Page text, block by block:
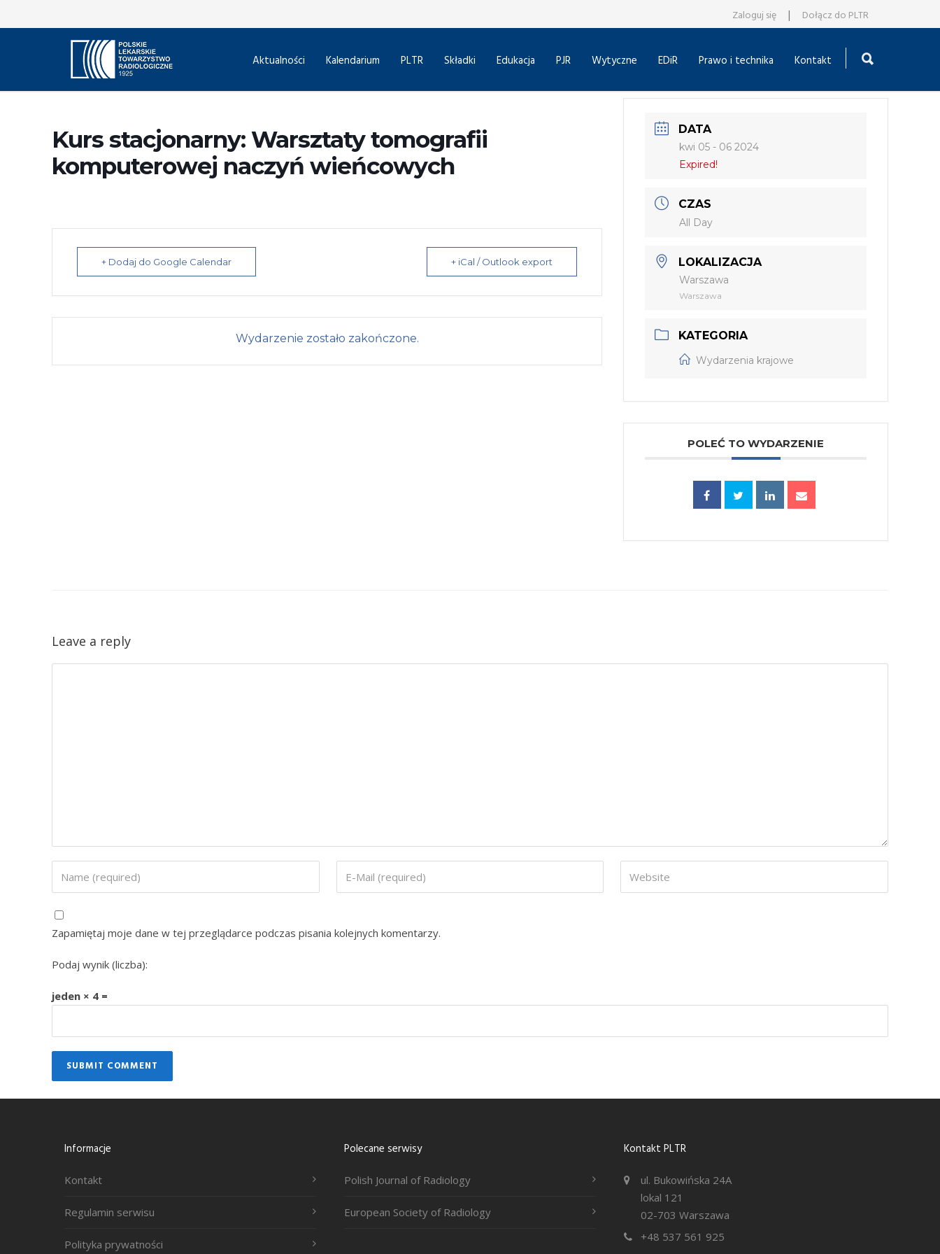
Zaloguj się | Dołącz do PLTR
Aktualności Kalendarium PLTR Składki Edukacja PJR Wytyczne EDiR Prawo i technika Kontakt
Kurs stacjonarny: Warsztaty tomografii
komputerowej naczyń wieńcowych
+ Dodaj do Google Calendar + iCal / Outlook export
Wydarzenie zostało zakończone.
DATA
kwi 05 - 06 2024
Expired!
CZAS
All Day
LOKALIZACJA
Warszawa
Warszawa
KATEGORIA
Wydarzenia krajowe
POLEĆ TO WYDARZENIE
Leave a reply
Zapamiętaj moje dane w tej przeglądarce podczas pisania kolejnych komentarzy.
Podaj wynik (liczba):
jeden × 4 =
Informacje
Kontakt
Regulamin serwisu
Polityka prywatności
Polecane serwisy
Polish Journal of Radiology
European Society of Radiology
Kontakt PLTR
ul. Bukowińska 24A
lokal 121
02-703 Warszawa
+48 537 561 925